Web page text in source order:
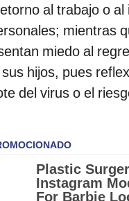
al trabajo o al
mientras
miedo al
hijos, pues
del virus o el